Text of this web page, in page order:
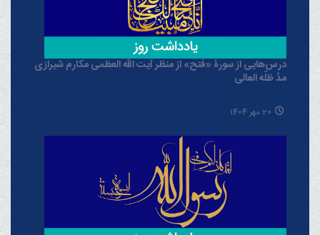
درس‌هایی از سورۀ «فتح» از منظر آیت الله العظمی مکارم شیرازی
مدّ ظلّه العالی
20 مهر 1404